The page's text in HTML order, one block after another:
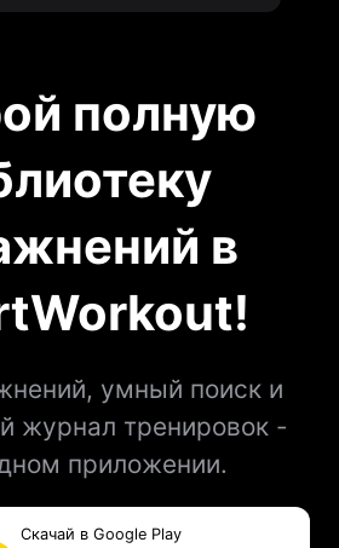
полную
в
умный поиск и
журнал тренировок -
приложении.
Скачай в Google Play